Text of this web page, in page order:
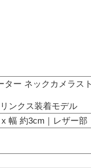
ター ネックカメラス
ンクス装着モデル
幅 約3cm｜レザー部